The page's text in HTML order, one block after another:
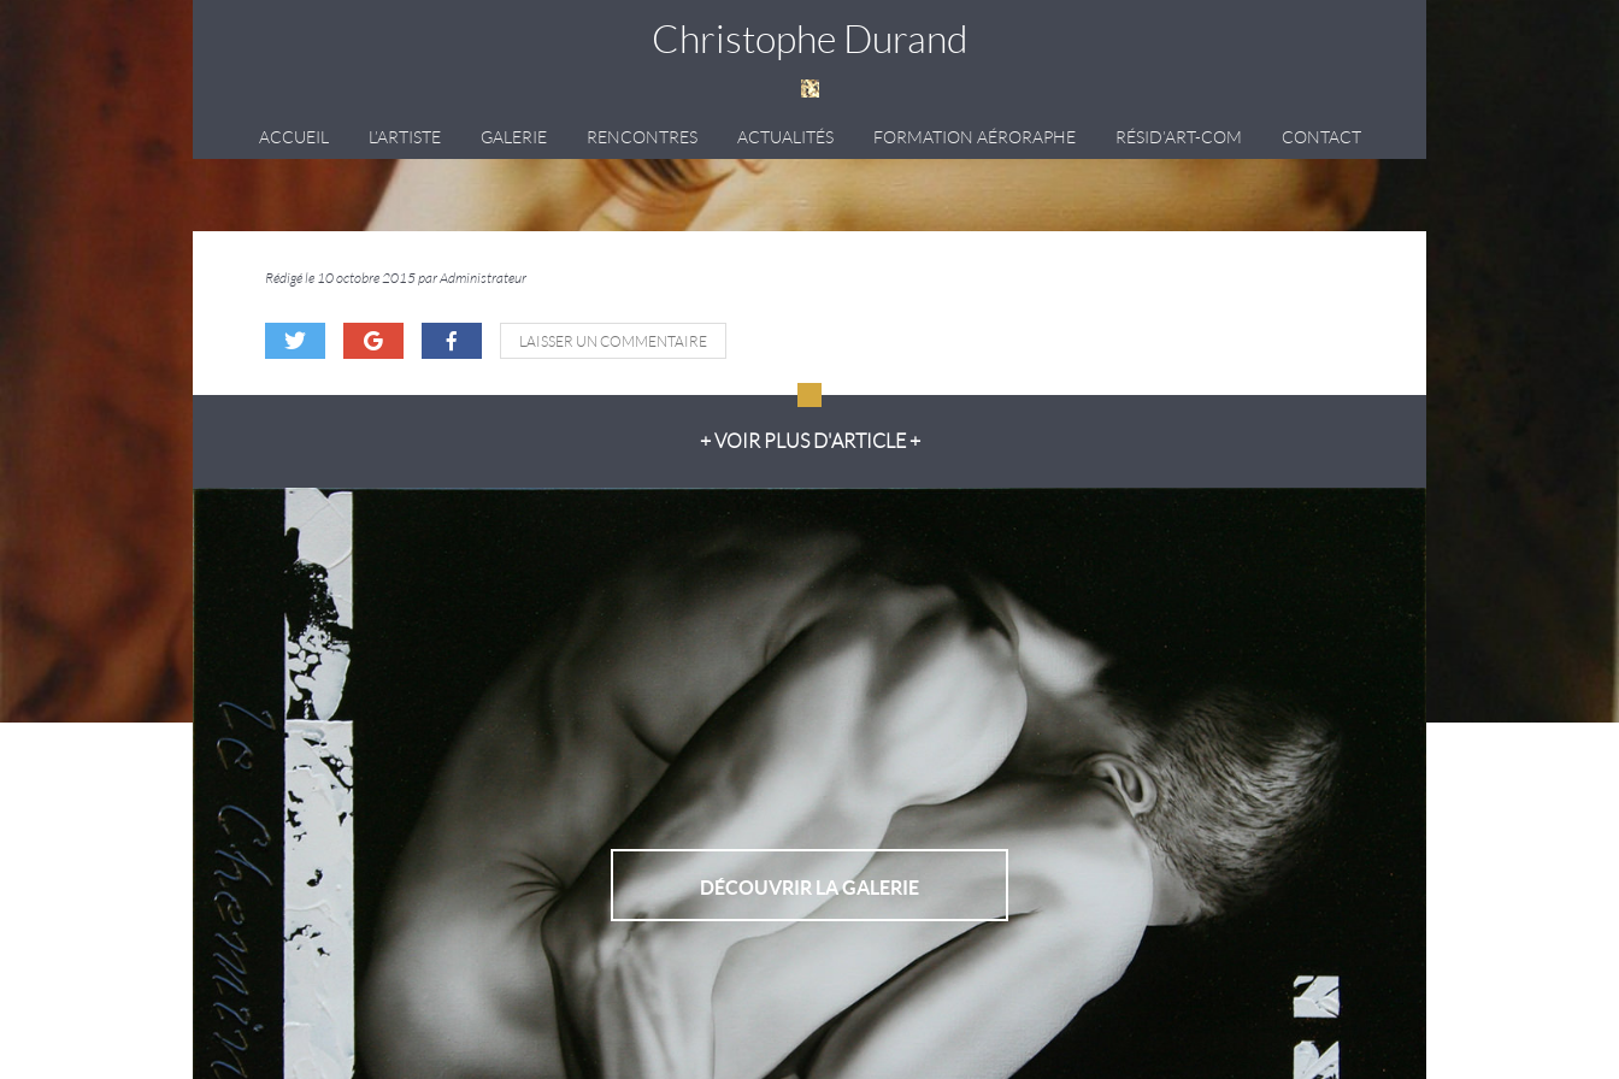
Christophe Durand
ACCUEIL L’ARTISTE GALERIE RENCONTRES ACTUALITÉS FORMATION AÉRORAPHE RÉSID’ART-COM CONTACT
Rédigé le 10 octobre 2015 par Administrateur
LAISSER UN COMMENTAIRE
+ VOIR PLUS D'ARTICLE +
DÉCOUVRIR LA GALERIE